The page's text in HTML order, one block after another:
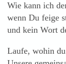
Wie kann ich
wenn Du feige
und kein Wort
Laufe, wohin